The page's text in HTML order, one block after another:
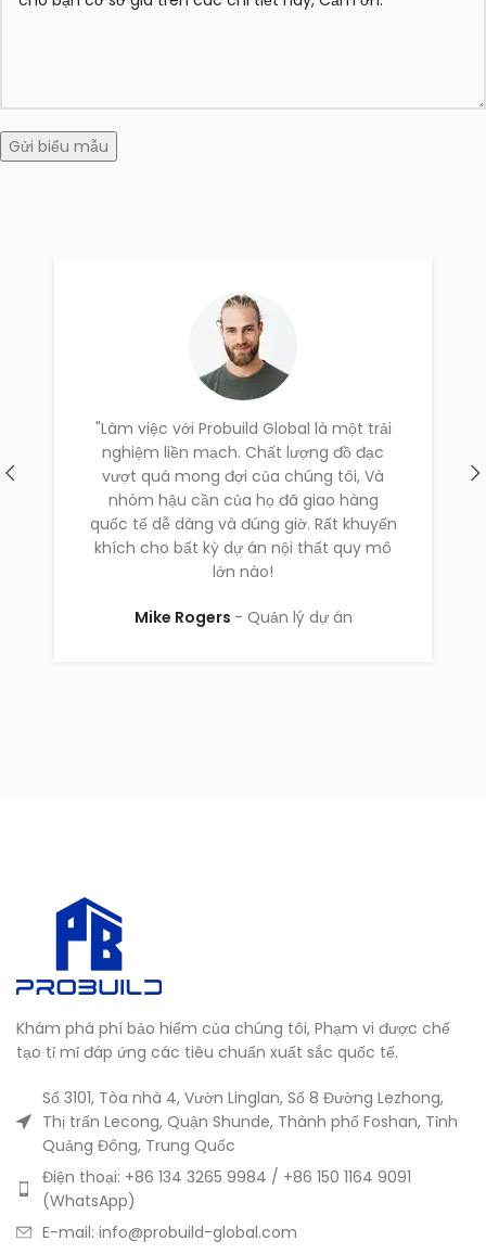
"Làm việc với Probuild Global là một trải
nghiệm liền mạch. Chất lượng đồ đạc
vượt quá mong đợi của chúng tôi, Và
nhóm hậu cần của họ đã giao hàng
quốc tế dễ dàng và đúng giờ. Rất khuyến
khích cho bất kỳ dự án nội thất quy mô
lớn nào!
Mike Rogers Quản lý dự án
Khám phá phí bảo hiểm của chúng tôi, Phạm vi được chế
tạo tỉ mỉ đáp ứng các tiêu chuẩn xuất sắc quốc tế.
Số 3101, Tòa nhà 4, Vườn Linglan, Số 8 Đường Lezhong,
Thị trấn Lecong, Quận Shunde, Thành phố Foshan, Tỉnh
Quảng Đông, Trung Quốc
Điện thoại: +86 134 3265 9984 / +86 150 1164 9091
(WhatsApp)
E-mail: info@probuild-global.com